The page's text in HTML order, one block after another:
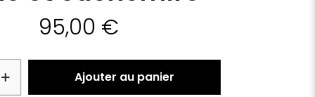
95,00 €
Ajouter au panier